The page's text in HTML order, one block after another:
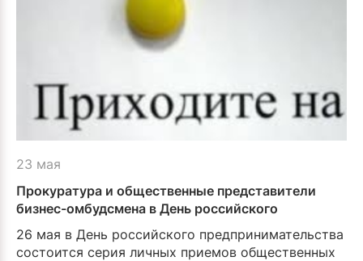
23 мая
Прокуратура и общественные представители
бизнес-омбудсмена в День российского
предпринимательства хотят услышать о
проблемах бизнеса
26 мая в День российского предпринимательства
состоится серия личных приемов общественных